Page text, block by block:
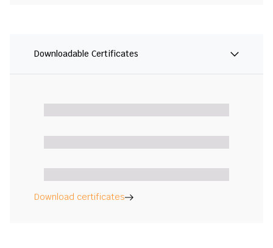
Downloadable Certificates
Download certificates